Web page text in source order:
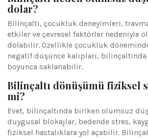
dolar?
Bilinçaltı, çocukluk deneyimleri,
etkiler ve çevresel faktörler nedeniyle
dolabilir. Özellikle çocukluk
negatif düşünce kalıpları,
boyunca saklanabilir.
Bilinçaltı dönüşümü fiziksel
mi?
Evet, bilinçaltında biriken olumsuz
duygusal blokajlar, bedende stres,
fiziksel hastalıklara yol açabilir.